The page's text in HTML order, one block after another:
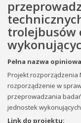
trolejbusów
Pełna nazwa
Projekt rozporządzenia
rozporządzenie w
przeprowadzania
jednostek
Link do projektu: